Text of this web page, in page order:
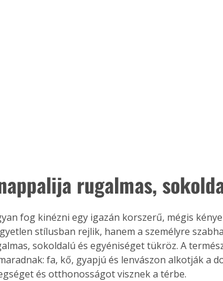
rugalmas,
fog kinézni egy igazán korszerű, mégis
stílusban rejlik, hanem a személyre
sokoldalú és egyéniséget tükröz. A
fa, kő, gyapjú és lenvászon alkotják a
és otthonosságot visznek a térbe.